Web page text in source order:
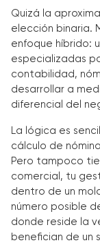
Quizá la
elección binaria.
enfoque híbrido:
especializadas
contabilidad,
desarrollar a
diferencial del
La lógica es
cálculo de
Pero tampoco
comercial, tu
dentro de un
número posible
donde reside la
benefician de un